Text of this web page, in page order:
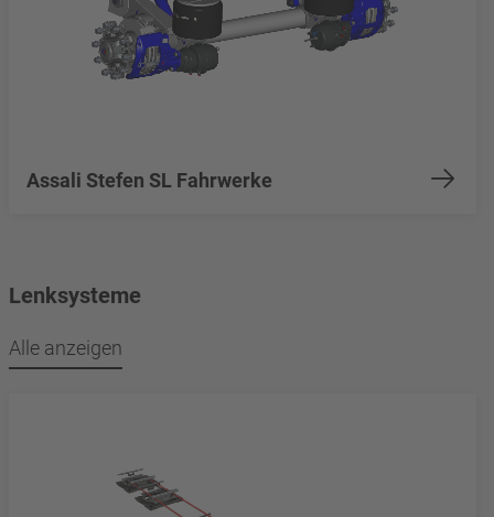
Assali Stefen SL Fahrwerke
Lenksysteme
Alle anzeigen